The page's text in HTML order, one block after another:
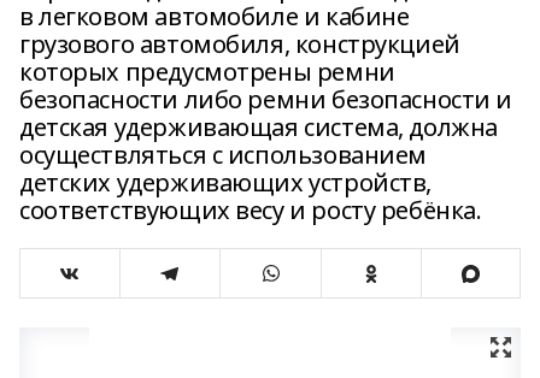
в легковом автомобиле и кабине
грузового автомобиля, конструкцией
которых предусмотрены ремни
безопасности либо ремни безопасности и
детская удерживающая система, должна
осуществляться с использованием
детских удерживающих устройств,
соответствующих весу и росту ребёнка.